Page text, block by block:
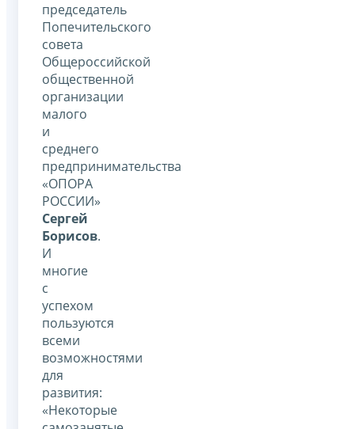
председатель
Попечительского
совета
Общероссийской
общественной
организации
малого
и
среднего
предпринимательства
«ОПОРА
РОССИИ»
Сергей
Борисов.
И
многие
с
успехом
пользуются
всеми
возможностями
для
развития:
«Некоторые